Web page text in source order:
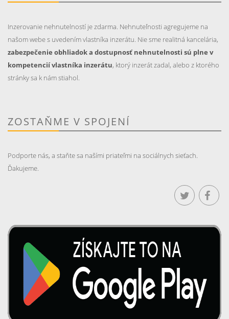
Inzerovanie nehnutelností je zdarma. Nehnuteľnosti agregujeme na
našom webe s uvedením vlastníka inzerátu. Nie sme realitná kancelária,
zabezpečenie obhliadok a dostupnosť nehnutelnosti sú plne v
kompetencií vlastníka inzerátu, ktorý inzerát zadal, alebo z ktorého
stránky sa k nám stiahol.
ZOSTAŇME V SPOJENÍ
Podporte nás, a staňte sa našími priateľmi na sociálnych sieťach.
Ďakujeme.